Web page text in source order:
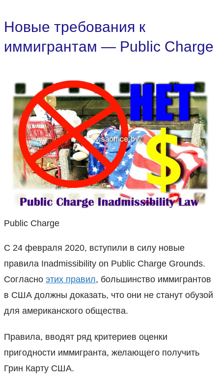
Новые требования к
иммигрантам — Public Charge
Public Charge
C 24 февраля 2020, вступили в силу новые
правила Inadmissibility on Public Charge Grounds.
Согласно этих правил, большинство иммигрантов
в США должны доказать, что они не станут обузой
для американского общества.
Правила, вводят ряд критериев оценки
пригодности иммигранта, желающего получить
Грин Карту США.